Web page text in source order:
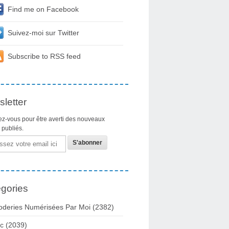
Find me on Facebook
Suivez-moi sur Twitter
Subscribe to RSS feed
vous pour être averti des nouveaux
publiés.
Numérisées Par Moi (2382)
(2039)